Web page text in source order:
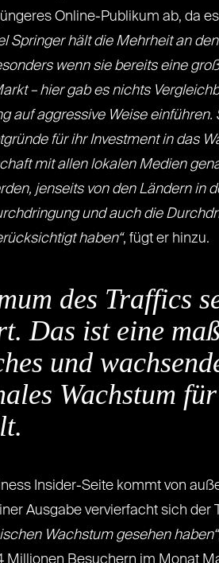
Online-Publikum ab, da
Springer hält die Mehrheit an
wenn sie bereits eine
– hier gab es nichts
auf aggressive Weise
für ihr Investment in das
mit allen lokalen Medien
jenseits von den Ländern in
und auch die
haben“, fügt er hinzu.
des Traffics
Das ist eine
und
Wachstum
Insider-Seite kommt von
Ausgabe vervierfacht sich
Wachstum gesehen haben“
Besuchern im Monat